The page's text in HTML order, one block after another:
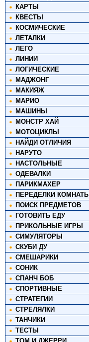
КАРТЫ
КВЕСТЫ
КОСМИЧЕСКИЕ
ЛЕТАЛКИ
ЛЕГО
ЛИНИИ
ЛОГИЧЕСКИЕ
МАДЖОНГ
МАКИЯЖ
МАРИО
МАШИНЫ
МОНСТР ХАЙ
МОТОЦИКЛЫ
НАЙДИ ОТЛИЧИЯ
НАРУТО
НАСТОЛЬНЫЕ
ОДЕВАЛКИ
ПАРИКМАХЕР
ПЕРЕДЕЛКИ КОМНАТЫ
ПОИСК ПРЕДМЕТОВ
ГОТОВИТЬ ЕДУ
ПРИКОЛЬНЫЕ ИГРЫ
СИМУЛЯТОРЫ
СКУБИ ДУ
СМЕШАРИКИ
СОНИК
СПАНЧ БОБ
СПОРТИВНЫЕ
СТРАТЕГИИ
СТРЕЛЯЛКИ
ТАНЧИКИ
ТЕСТЫ